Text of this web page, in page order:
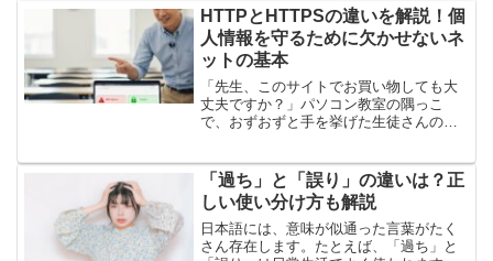
はいらなくなるの？」このような疑問を
持つ...
HTTPとHTTPSの違いを解説！個
人情報を守るために欠かせないネ
ットの基本
「先生、このサイトでお買い物しても大
丈夫ですか？」パソコン教室の隅っこ
で、おずおずと手を挙げた生徒さんの画
文字が赤く光っていました。その生徒さ
んは、どうしても欲しい手芸用...
「過ち」と「誤り」の違いは？正
しい使い分け方も解説
日本語には、意味が似通った言葉がたく
さん存在します。たとえば、「過ち」と